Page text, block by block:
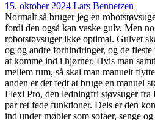
15. oktober 2024 Lars Bennetzen
Normalt så bruger jeg en
fordi den også kan vaske gulv. Men
robotstøvsuger ikke optimal. Gulvet
og og andre forhindringer, og de
at komme ind i hjørner. Hvis man
mellem rum, så skal man manuelt
anden er det fedt at bruge en manuel
Flexi Pro, den ledningfri støvsuger
par ret fede funktioner. Dels er den
ind under møbler som sofaer, senge